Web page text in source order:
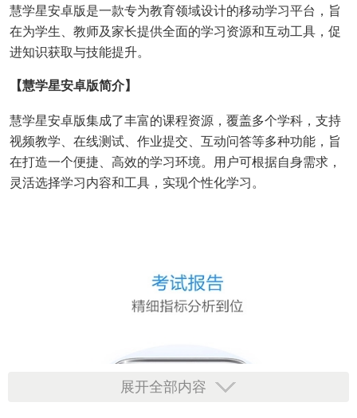
慧学星安卓版是一款专为教育领域设计的移动学习平台，旨
在为学生、教师及家长提供全面的学习资源和互动工具，促
进知识获取与技能提升。
【慧学星安卓版简介】
慧学星安卓版集成了丰富的课程资源，覆盖多个学科，支持
视频教学、在线测试、作业提交、互动问答等多种功能，旨
在打造一个便捷、高效的学习环境。用户可根据自身需求，
灵活选择学习内容和工具，实现个性化学习。
展开全部内容